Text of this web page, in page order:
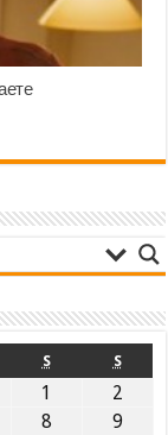
S S
1
2
8
9